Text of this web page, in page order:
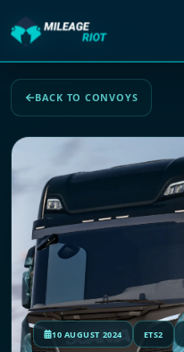
BACK TO CONVOYS
10 AUGUST 2024 ETS2